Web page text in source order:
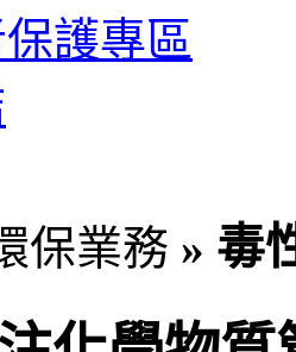
護專區
保業務 » 毒